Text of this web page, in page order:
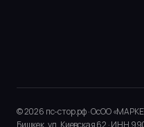
© 2026 пс-стор.рф · ОсОО
Бишкек, ул. Киевская 62 · ИНН